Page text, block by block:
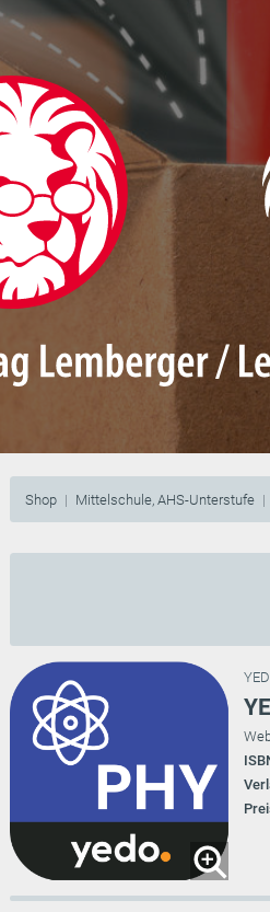
Shop Mittelschule, AHS-Unterstufe